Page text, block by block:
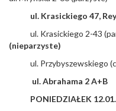
ul. Krasickiego 47,
ul. Krasickiego 2-43
(nieparzyste)
ul. Przybyszewskiego
ul. Abrahama 2 A+B
PONIEDZIAŁEK